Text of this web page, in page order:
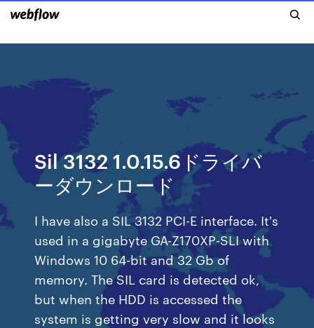
Sil 3132 1.0.15.6ドライバ
ーダウンロード
I have also a SIL 3132 PCI-E interface. It's
used in a gigabyte GA-Z170XP-SLI with
Windows 10 64-bit and 32 Gb of
memory. The SIL card is detected ok,
but when the HDD is accessed the
system is getting very slow and it looks